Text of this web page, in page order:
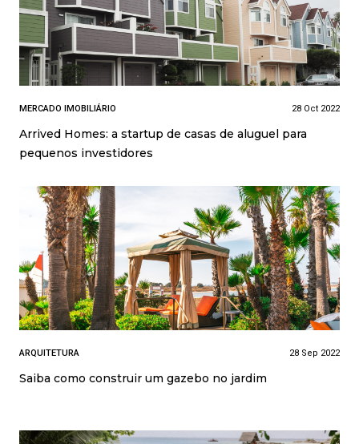
MERCADO IMOBILIÁRIO 28 Oct 2022
Arrived Homes: a startup de casas de aluguel para
pequenos investidores
ARQUITETURA 28 Sep 2022
Saiba como construir um gazebo no jardim